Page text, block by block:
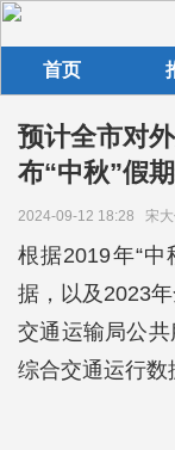
首页
预计全市对
布“中秋”假
2024-09-12 18:28 宋
根据2019年“中
据，以及2023
交通运输局公共
综合交通运行数